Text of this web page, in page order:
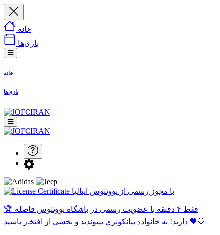
خانه
بازی‌ها
خانه
بازی‌ها
با مجوز رسمی از یوونتوس ایتالیا
🏆 فقط ۴ دقیقه با عضویت رسمی در باشگاه یوونتوس فاصله
دارید! به خانواده بیانکونری بپیوندید و بخشی از افتخار باشید 🖤🤍